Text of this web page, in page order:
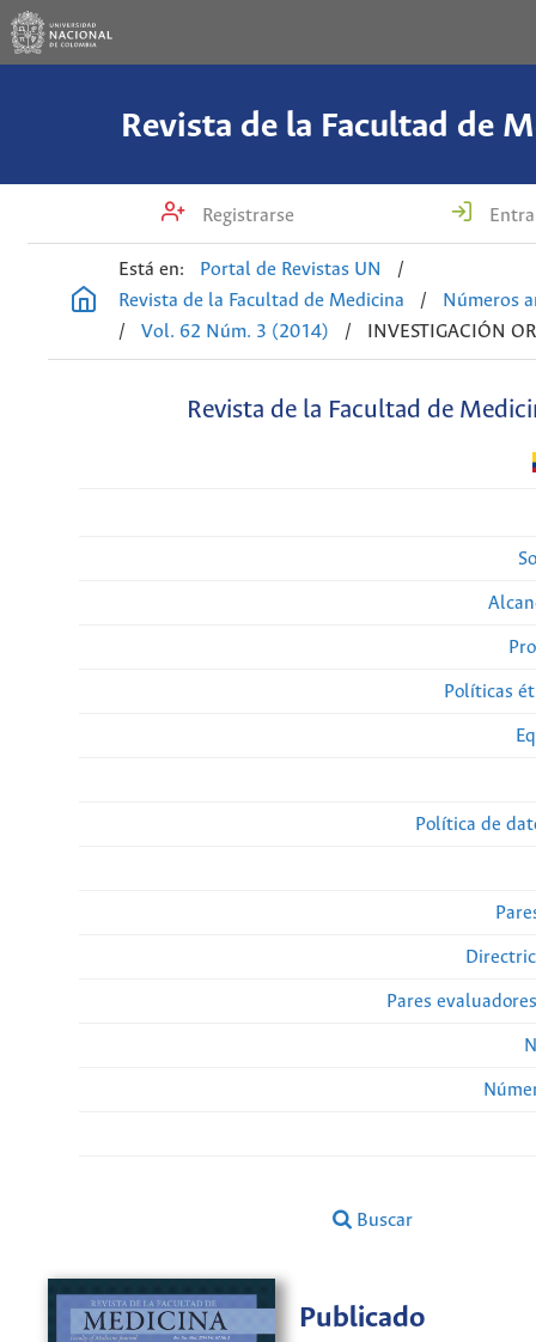
Revista de la Facultad de
Registrarse
Está en: Portal de Revistas UN
/
Revista de la Facultad de Medicina
/
Números
/
Vol. 62 Núm. 3 (2014) / INVESTIGACIÓN
Revista de la Facultad de
Políticas
Política de
Pares
Buscar
Publicado